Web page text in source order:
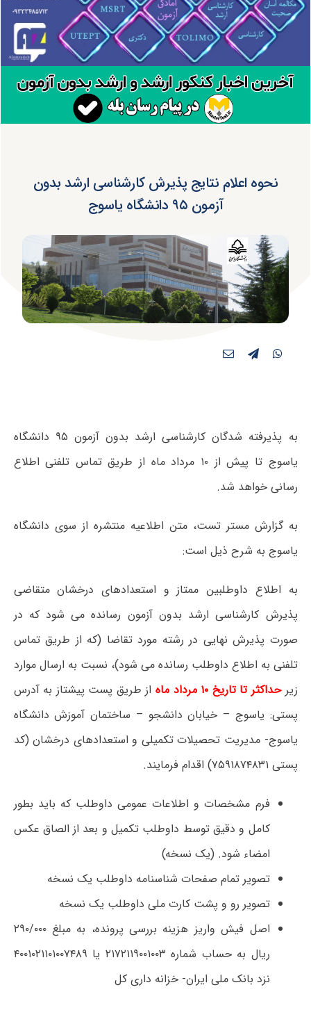
نحوه اعلام نتایج پذیرش کارشناسی ارشد بدون
آزمون ۹۵ دانشگاه یاسوج
به پذیرفته شدگان کارشناسی ارشد بدون آزمون ۹۵ دانشگاه
یاسوج تا پیش از ۱۰ مرداد ماه از طریق تماس تلفنی اطلاع
رسانی خواهد شد.
به گزارش مستر تست، متن اطلاعیه منتشره از سوی دانشگاه
یاسوج به شرح ذیل است:
به اطلاع داوطلبین ممتاز و استعدادهای درخشان متقاضی
پذیرش کارشناسی ارشد بدون آزمون رسانده می شود که در
صورت پذیرش نهایی در رشته مورد تقاضا (که از طریق تماس
تلفنی به اطلاع داوطلب رسانده می شود)، نسبت به ارسال موارد
زیرحداکثر تا تاریخ ۱۰ مرداد ماه
از طریق پست پیشتاز به آدرس
پستی: یاسوج – خیابان دانشجو – ساختمان آموزش دانشگاه
یاسوج- مدیریت تحصیلات تکمیلی و استعدادهای درخشان (کد
پستی ۷۵۹۱۸۷۴۸۳۱) اقدام فرمایند.
فرم مشخصات و اطلاعات عمومی داوطلب که باید بطور
کامل و دقیق توسط داوطلب تکمیل و بعد از الصاق عکس
امضاء شود. (یک نسخه)
تصویر تمام صفحات شناسنامه داوطلب یک نسخه
تصویر رو و پشت کارت ملی داوطلب یک نسخه
اصل فیش واریز هزینه بررسی پرونده، به مبلغ ۲۹۰/۰۰۰
ریال به حساب شماره ۲۱۷۲۱۱۹۰۰۱۰۰۳ یا ۴۰۰۱۰۲۱۱۰۱۰۰۷۴۸۹
نزد بانک ملی ایران- خزانه داری کل